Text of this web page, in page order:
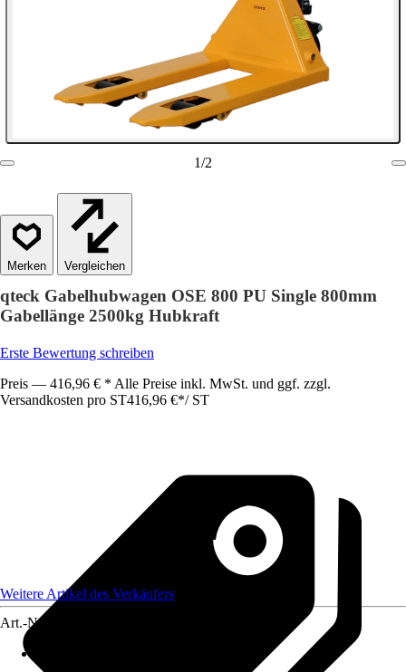
1/2
Vergleichen
qteck Gabelhubwagen OSE 800 PU Single 800mm
Gabellänge 2500kg Hubkraft
Erste Bewertung schreiben
Preis — 416,96 € * Alle Preise inkl. MwSt. und ggf. zzgl.
Versandkosten pro ST416,96 €*/ ST
Weitere Artikel des Verkäufers
Art.-Nr.